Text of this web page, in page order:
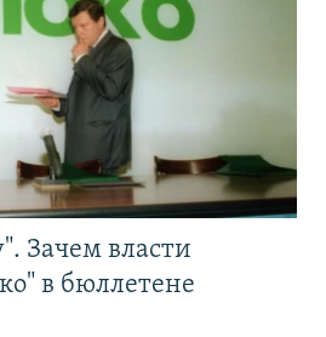
Зачем власти
в бюллетене